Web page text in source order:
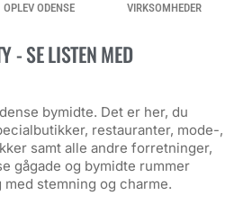
OPLEV ODENSE VIRKSOMHEDER
- SE LISTEN MED
bymidte. Det er her, du
restauranter, mode-,
samt alle andre forretninger,
gågade og bymidte rummer
stemning og charme.